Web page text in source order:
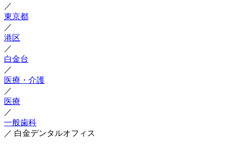
／
東京都
／
港区
／
白金台
／
医療・介護
／
医療
／
一般歯科
／ 白金デンタルオフィス